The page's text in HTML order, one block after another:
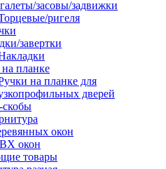
засовы/задвижки
ригеля
завертки
планке
на планке для
дверей
скобы
окон
окон
товары